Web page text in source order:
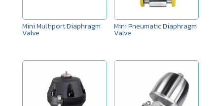
Mini Multiport Diaphragm
Valve
Mini Pneumatic Diaphragm
Valve